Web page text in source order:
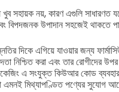
সহায়ক নয়, কারণ এগুলি সাধারণত
বিপদজনক উপাদান সহজেই থাকতে
দিকে এগিয়ে যাওয়ার জন্য
নিশ্চিত করা এবং তার রোগীদের
এ সংযুক্ত কিউআর কোড
এমনই মিথ্যাপণ্ডিত পণ্যের সুযোগ